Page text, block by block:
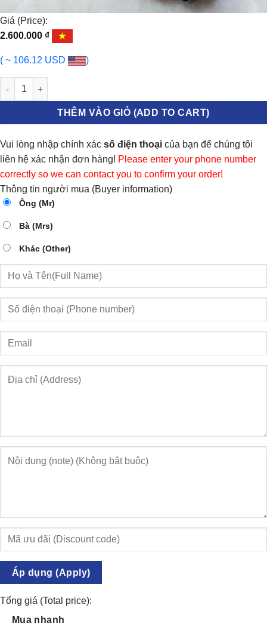
Giá (Price):
2.600.000 ₫
( ~ 106.12 USD )
PHANH KHÍ XẢ (CÚP BÔ) HYUNDAI MIGHTY EX8 | 35490031 số
THÊM VÀO GIỎ (ADD TO CART)
Vui lòng nhập chính xác số điện thoại của bạn để chúng tôi
liên hệ xác nhận đơn hàng! Please enter your phone number
correctly so we can contact you to confirm your order!
Thông tin người mua (Buyer information)
Ông (Mr)
Bà (Mrs)
Khác (Other)
Áp dụng (Apply)
Tổng giá (Total price):
Mua nhanh